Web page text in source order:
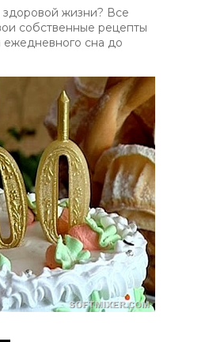
жизни? Все
собственные рецепты
сна до